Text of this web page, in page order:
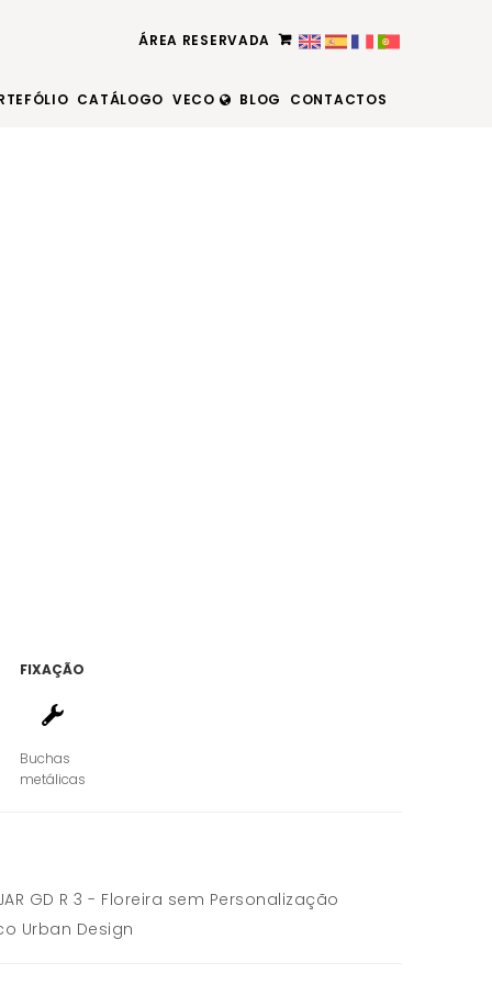
ÁREA RESERVADA
CATÁLOGO VECO BLOG CONTACTOS
FIXAÇÃO
Buchas
metálicas
GD R 3 - Floreira sem Personalização
Urban Design